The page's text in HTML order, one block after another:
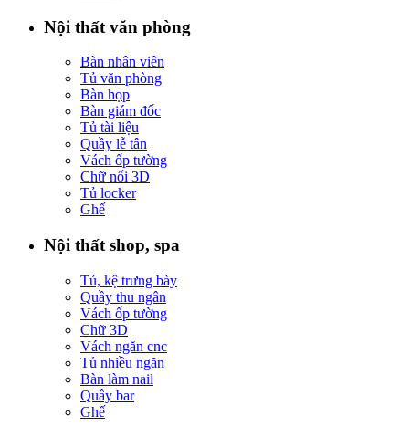
Nội thất văn phòng
Bàn nhân viên
Tủ văn phòng
Bàn họp
Bàn giám đốc
Tủ tài liệu
Quầy lễ tân
Vách ốp tường
Chữ nổi 3D
Tủ locker
Ghế
Nội thất shop, spa
Tủ, kệ trưng bày
Quầy thu ngân
Vách ốp tường
Chữ 3D
Vách ngăn cnc
Tủ nhiều ngăn
Bàn làm nail
Quầy bar
Ghế